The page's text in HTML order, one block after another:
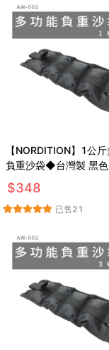
【NORDITION】1公
負重沙袋◆台灣製 黑色
腿 運動 負重 復健 長
珈 重訓 腳力 田徑
$348
已售21